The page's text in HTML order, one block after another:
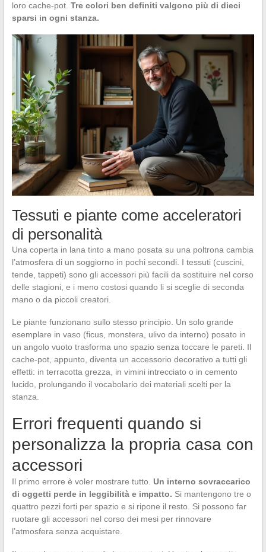
loro cache-pot. Tre colori ben definiti valgono più di dieci
sparsi in ogni stanza.
Tessuti e piante come acceleratori
di personalità
Una coperta in lana tinto a mano posata su una poltrona cambia
l’atmosfera di un soggiorno in pochi secondi. I tessuti (cuscini,
tende, tappeti) sono gli accessori più facili da sostituire nel corso
delle stagioni, e i meno costosi quando li si sceglie di seconda
mano o da piccoli creatori.
Le piante funzionano sullo stesso principio. Un solo grande
esemplare in vaso (ficus, monstera, ulivo da interno) posato in
un angolo vuoto trasforma uno spazio senza toccare le pareti. Il
cache-pot, appunto, diventa un accessorio decorativo a tutti gli
effetti: in terracotta grezza, in vimini intrecciato o in cemento
lucido, prolungando il vocabolario dei materiali scelti per la
stanza.
Errori frequenti quando si
personalizza la propria casa con
accessori
Il primo errore è voler mostrare tutto. Un interno sovraccarico
di oggetti perde in leggibilità e impatto. Si mantengono tre o
quattro pezzi forti per spazio e si ripone il resto. Si possono far
ruotare gli accessori nel corso dei mesi per rinnovare
l’atmosfera senza acquistare.